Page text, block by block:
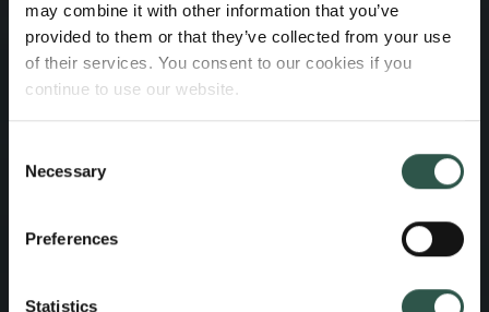
may combine it with other information that you’ve
provided to them or that they’ve collected from your use
of their services. You consent to our cookies if you
continue to use our website.
Selection
Necessary
Preferences
Statistics